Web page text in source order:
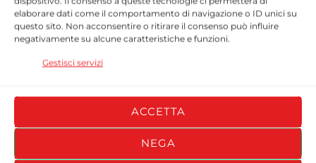
elaborare dati come il comportamento di navigazione o ID unici su
questo sito. Non acconsentire o ritirare il consenso può influire
negativamente su alcune caratteristiche e funzioni.
Gestisci servizi
ACCETTA
NEGA
FantaCoppa PEFL 2026
STAGIONE TEAM
Girone A
STAGIONE TEAM GOALS ASSISTS YELLOW